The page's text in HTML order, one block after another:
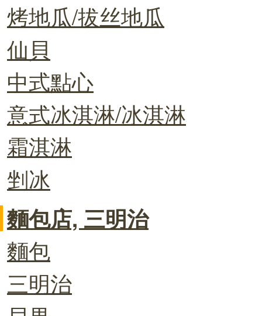
烤地瓜/拔丝地瓜
仙貝
中式點心
意式冰淇淋/冰淇淋
霜淇淋
剉冰
麵包店, 三明治
麵包
三明治